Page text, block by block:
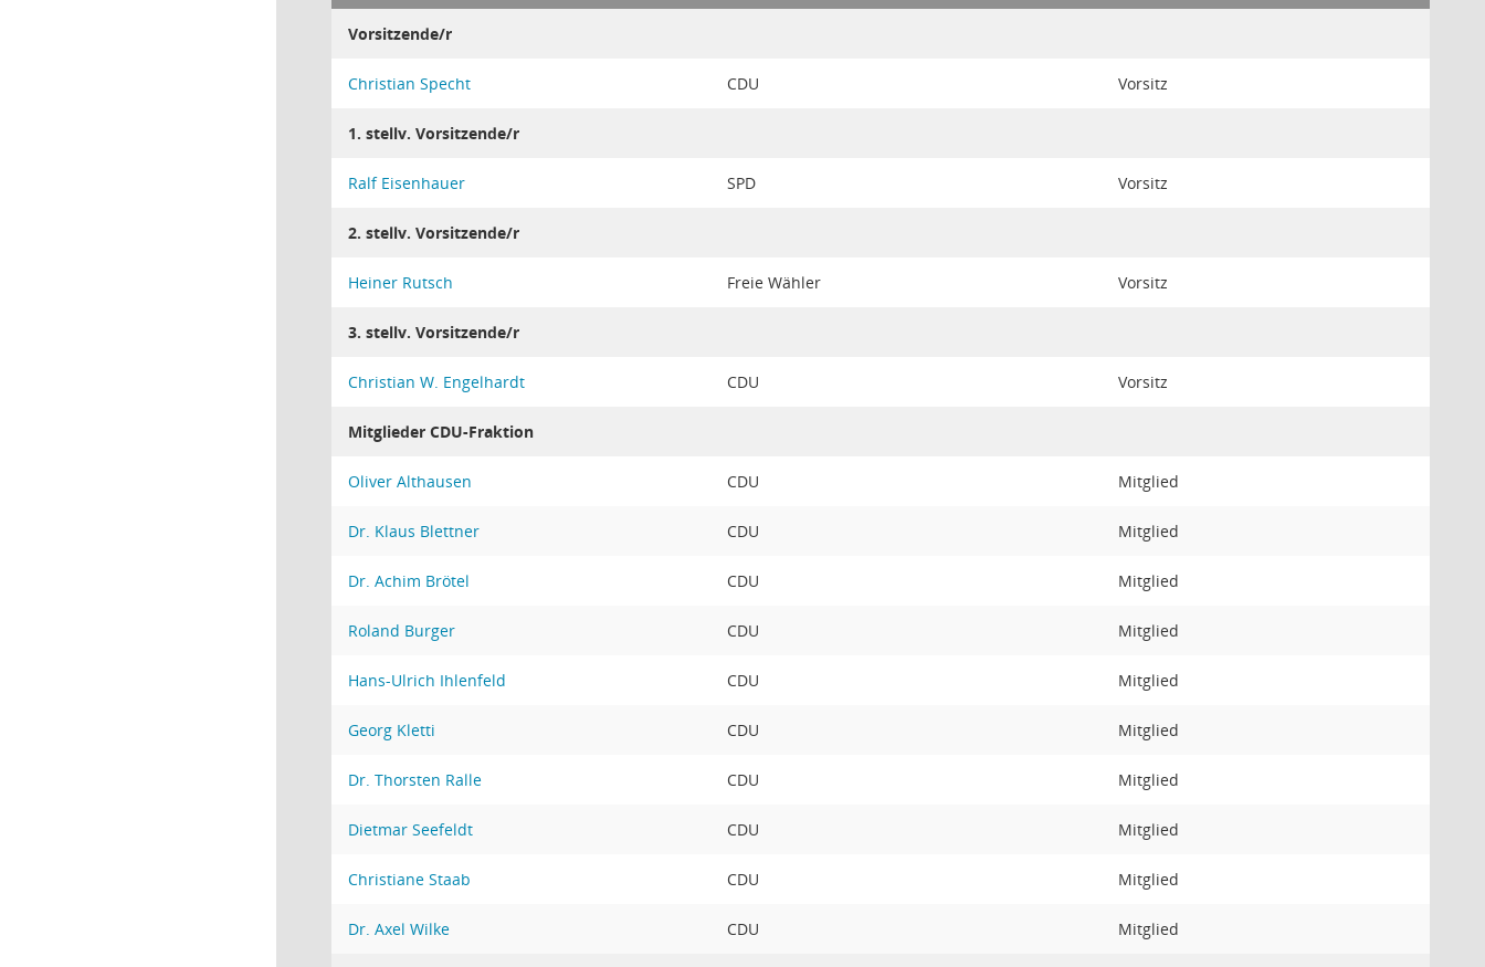
Vorsitzende/r
Christian Specht CDU Vorsitz
1. stellv. Vorsitzende/r
Ralf Eisenhauer SPD Vorsitz
2. stellv. Vorsitzende/r
Heiner Rutsch Freie Wähler Vorsitz
3. stellv. Vorsitzende/r
Christian W. Engelhardt CDU Vorsitz
Mitglieder CDU-Fraktion
Oliver Althausen CDU Mitglied
Dr. Klaus Blettner CDU Mitglied
Dr. Achim Brötel CDU Mitglied
Roland Burger CDU Mitglied
Hans-Ulrich Ihlenfeld CDU Mitglied
Georg Kletti CDU Mitglied
Dr. Thorsten Ralle CDU Mitglied
Dietmar Seefeldt CDU Mitglied
Christiane Staab CDU Mitglied
Dr. Axel Wilke CDU Mitglied